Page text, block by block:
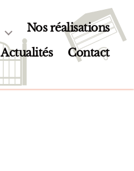
Nos réalisations
Actualités
Contact